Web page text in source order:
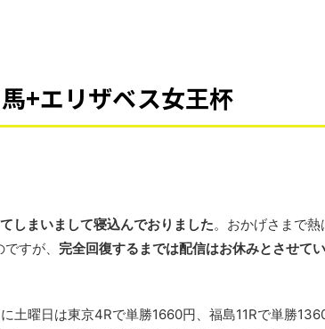
+エリザベス女王杯
しまいまして寝込んでおりました。おかげさまで熱
すが、 完全回復するまでは配信はお休みとさせて
土曜日は東京4Rで単勝1660円、福島11Rで単勝